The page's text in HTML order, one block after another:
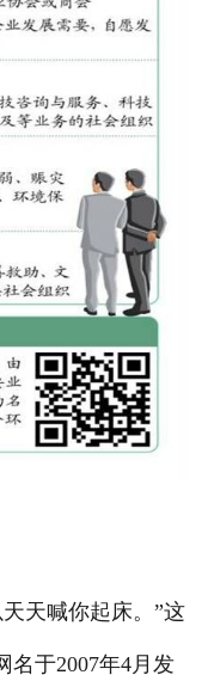
天喊你起床。”这
名于2007年4月发